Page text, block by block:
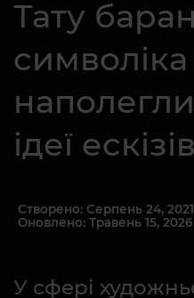
Тату
ідеї ескізів
Створено: Серпень 24, 2021
Оновлено: Травень 15, 2026
У сфері